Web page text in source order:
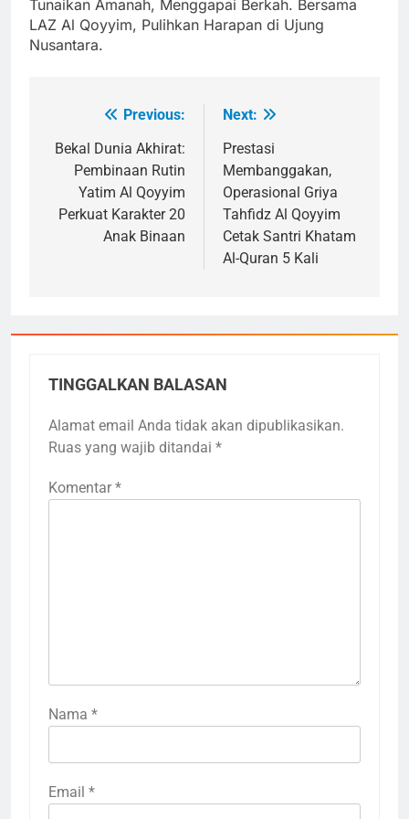
Tunaikan Amanah, Menggapai Berkah. Bersama
LAZ Al Qoyyim, Pulihkan Harapan di Ujung
Nusantara.
Navigasi
pos
Previous:
Bekal Dunia Akhirat:
Pembinaan Rutin
Yatim Al Qoyyim
Perkuat Karakter 20
Anak Binaan
Next:
Prestasi
Membanggakan,
Operasional Griya
Tahfidz Al Qoyyim
Cetak Santri Khatam
Al-Quran 5 Kali
TINGGALKAN BALASAN
Alamat email Anda tidak akan dipublikasikan.
Ruas yang wajib ditandai *
Komentar *
Nama *
Email *